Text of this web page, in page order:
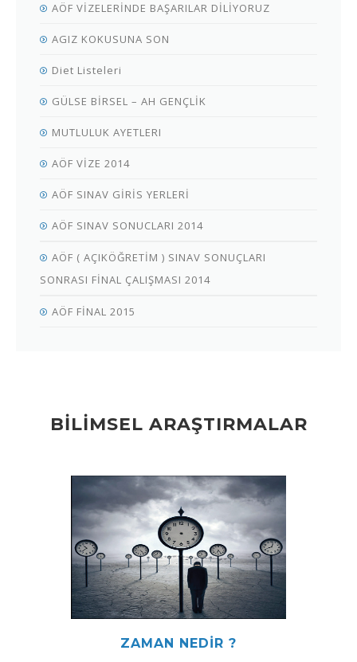
AÖF VİZELERİNDE BAŞARILAR DİLİYORUZ
AGIZ KOKUSUNA SON
Diet Listeleri
GÜLSE BİRSEL – AH GENÇLİK
MUTLULUK AYETLERI
AÖF VİZE 2014
AÖF SINAV GİRİS YERLERİ
AÖF SINAV SONUCLARI 2014
AÖF ( AÇIKÖĞRETİM ) SINAV SONUÇLARI
SONRASI FİNAL ÇALIŞMASI 2014
AÖF FİNAL 2015
BİLİMSEL ARAŞTIRMALAR
ZAMAN NEDİR ?